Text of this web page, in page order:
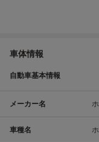
車体情報
自動車基本情報
メーカー名
車種名